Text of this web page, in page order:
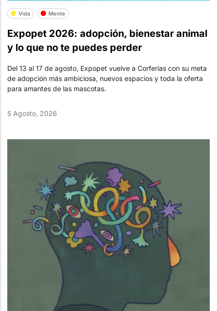
Vida Mente
Expopet 2026: adopción, bienestar animal
y lo que no te puedes perder
Del 13 al 17 de agosto, Expopet vuelve a Corferias con su meta
de adopción más ambiciosa, nuevos espacios y toda la oferta
para amantes de las mascotas.
5 Agosto, 2026